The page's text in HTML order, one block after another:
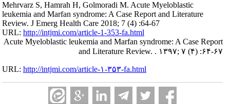
Mehrvarz S, Hamrah H, Golmoradi M. Acute Myeloblastic
leukemia and Marfan syndrome: A Case Report and Literature
Review. J Emerg Health Care 2018; 7 (4) :64-67
URL:http://intjmi.com/article-1-353-fa.html
Acute Myeloblastic leukemia and Marfan syndrome: A Case Report
and Literature Review. . ۱۳۹۷; ۷ (۴) :۶۴-۶۷
URL:http://intjmi.com/article-۱-۳۵۳-fa.html